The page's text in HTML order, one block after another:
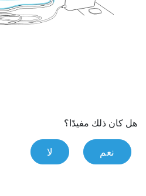
هل كان ذلك مفيدًا؟
نعم لا